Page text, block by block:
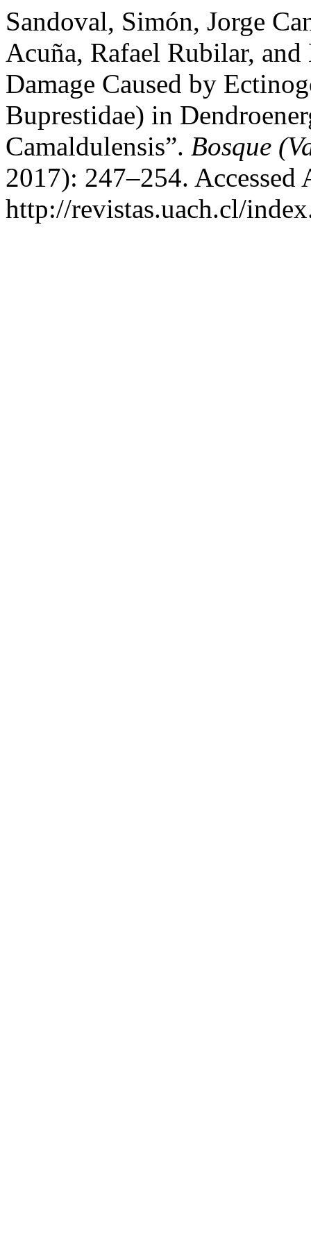
Sandoval, Simón, Jorge
Acuña, Rafael Rubilar,
Damage Caused by
Buprestidae) in
Camaldulensis”. Bosque
2017): 247–254. Accessed
http://revistas.uach.cl/